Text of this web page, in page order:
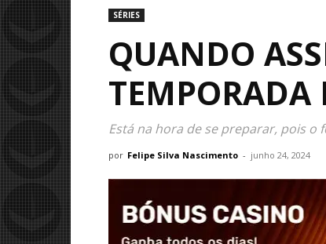
SÉRIES
QUANDO
TEMPORADA
Está na hora de se preparar, pois o
por Felipe Silva Nascimento - junho 24, 2024